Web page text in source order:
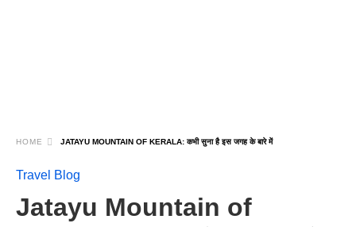
HOME JATAYU MOUNTAIN OF KERALA: कभी सुना है इस जगह के बारे में
Travel Blog
Jatayu Mountain of